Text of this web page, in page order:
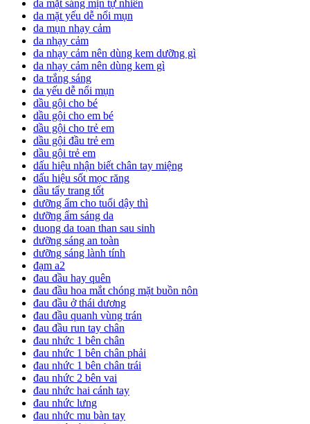
da mặt sáng mịn tự nhiên
da mặt yếu dễ nổi mụn
da mụn nhạy cảm
da nhạy cảm
da nhạy cảm nên dùng kem dưỡng gì
da nhạy cảm nên dùng kem gì
da trắng sáng
da yếu dễ nổi mụn
dầu gội cho bé
dầu gội cho em bé
dầu gội cho trẻ em
dầu gội đầu trẻ em
dầu gội trẻ em
dấu hiệu nhận biết chân tay miệng
dấu hiệu sốt mọc răng
dầu tẩy trang tốt
dưỡng ẩm cho tuổi dậy thì
dưỡng ẩm sáng da
duong da toan than sau sinh
dưỡng sáng an toàn
dưỡng sáng lành tính
đạm a2
đau đầu hay quên
đau đầu hoa mắt chóng mặt buồn nôn
đau đầu ở thái dương
đau đầu quanh vùng trán
đau đầu run tay chân
đau nhức 1 bên chân
đau nhức 1 bên chân phải
đau nhức 1 bên chân trái
đau nhức 2 bên vai
đau nhức hai cánh tay
đau nhức lưng
đau nhức mu bàn tay